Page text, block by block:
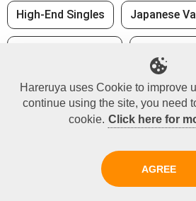
High-End Singles Japanese
Japanese Supply Foil Corner
No Recently Seen Items
Hareruya uses Cookie to improve
continue using the site, you need
cookie. Click here for
AGREE